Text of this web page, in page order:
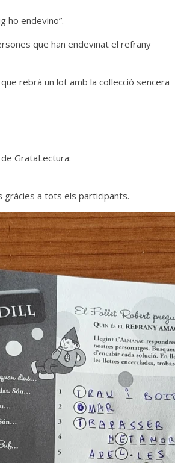
ho endevino”.
que han endevinat el refrany
rebrà un lot amb la col·lecció sencera
GrataLectura:
gràcies a tots els participants.